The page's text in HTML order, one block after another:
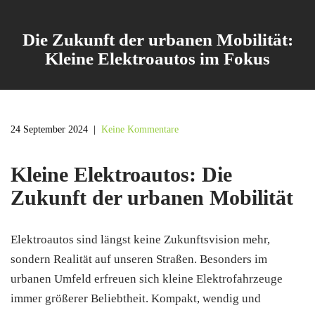
Die Zukunft der urbanen Mobilität:
Kleine Elektroautos im Fokus
24 September 2024 Keine Kommentare
Kleine Elektroautos: Die
Zukunft der urbanen Mobilität
Elektroautos sind längst keine Zukunftsvision mehr,
sondern Realität auf unseren Straßen. Besonders im
urbanen Umfeld erfreuen sich kleine Elektrofahrzeuge
immer größerer Beliebtheit. Kompakt, wendig und